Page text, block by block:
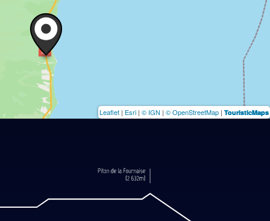
Leaflet | Esri | © IGN | © OpenStreetMap | TouristicMaps